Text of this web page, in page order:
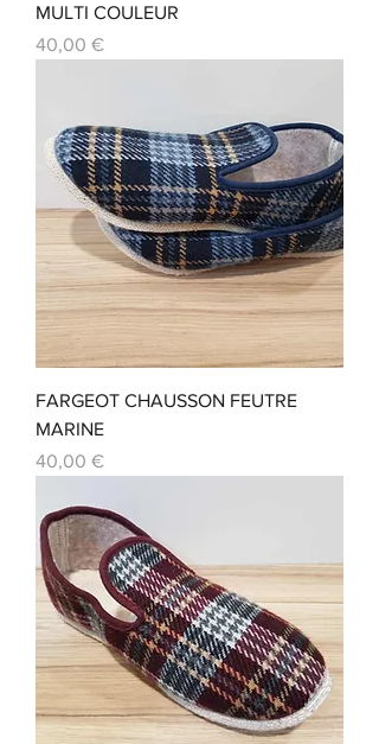
MULTI COULEUR
Prix
40,00 €
FARGEOT CHAUSSON FEUTRE
MARINE
Prix
40,00 €